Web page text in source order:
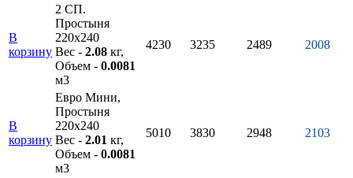
В
корзину
2 СП.
Простыня
220х240
Вес - 2.08 кг,
Объем - 0.0081
м3
4230 3235 2489 2008
В
корзину
Евро Мини,
Простыня
220х240
Вес - 2.01 кг,
Объем - 0.0081
м3
5010 3830 2948 2103